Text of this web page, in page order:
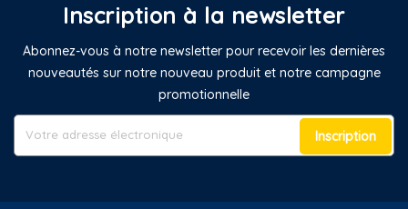
Inscription à la newsletter
Abonnez-vous à notre newsletter pour recevoir les dernières
nouveautés sur notre nouveau produit et notre campagne
promotionnelle
Inscription